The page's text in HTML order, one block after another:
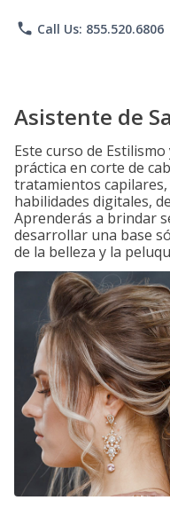
phone Call Us: 855.520.6806
Asistente de
Este curso de
práctica en corte de
tratamientos
habilidades digitales,
Aprenderás a brindar
desarrollar una base
de la belleza y la